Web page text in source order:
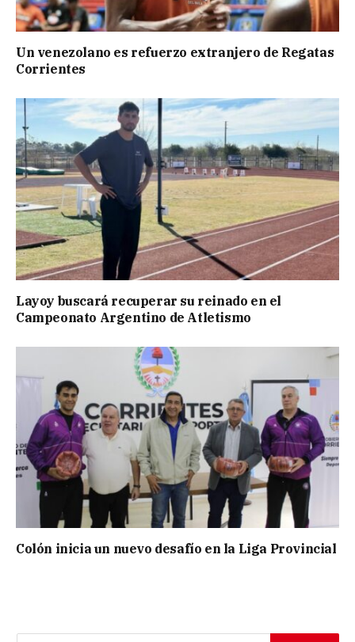
Un venezolano es refuerzo extranjero de Regatas
Corrientes
Layoy buscará recuperar su reinado en el
Campeonato Argentino de Atletismo
Colón inicia un nuevo desafío en la Liga Provincial